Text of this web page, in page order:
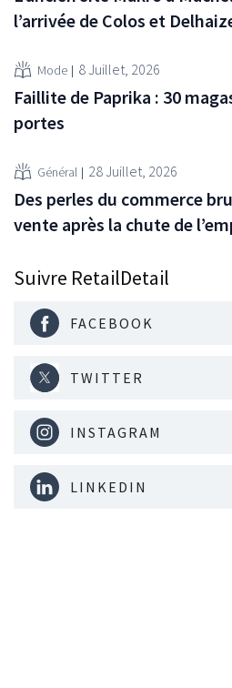
l’arrivée de Colos et
Mode 8 Juillet, 2026
Faillite de Paprika : 30
portes
Général 28 Juillet, 2026
Des perles du commerce
vente après la chute de
Suivre RetailDetail
FACEBOOK
TWITTER
INSTAGRAM
LINKEDIN